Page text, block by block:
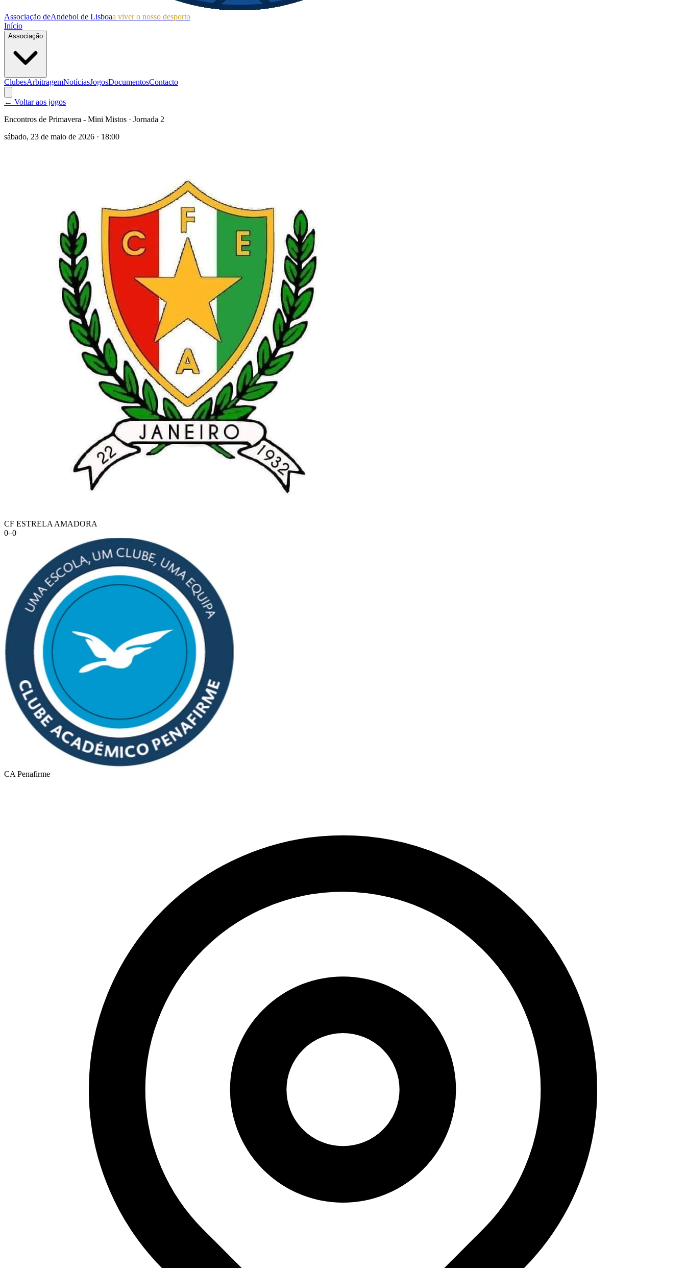
Associação deAndebol de Lisboaa viver o nosso desporto
Início
Associação
ClubesArbitragemNotíciasJogosDocumentosContacto
← Voltar aos jogos
Encontros de Primavera - Mini Mistos · Jornada 2
sábado, 23 de maio de 2026 · 18:00
CF ESTRELA AMADORA
0–0
CA Penafirme